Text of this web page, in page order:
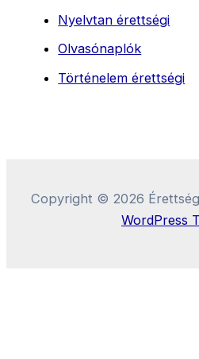
Nyelvtan érettségi
Olvasónaplók
Történelem érettségi
Copyright © 2026
WordPress